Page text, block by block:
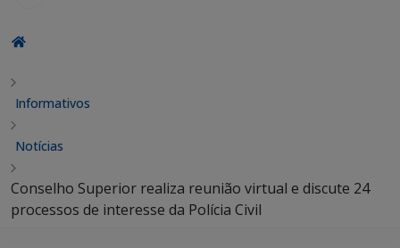
Informativos
Notícias
Conselho Superior realiza reunião virtual e discute 24
processos de interesse da Polícia Civil